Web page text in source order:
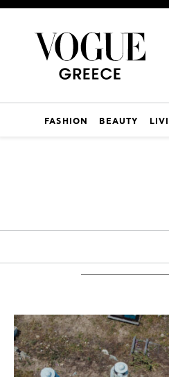
FASHION BEAUTY